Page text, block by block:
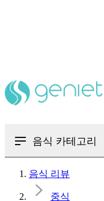
음식 카테고리
음식 리뷰
중식